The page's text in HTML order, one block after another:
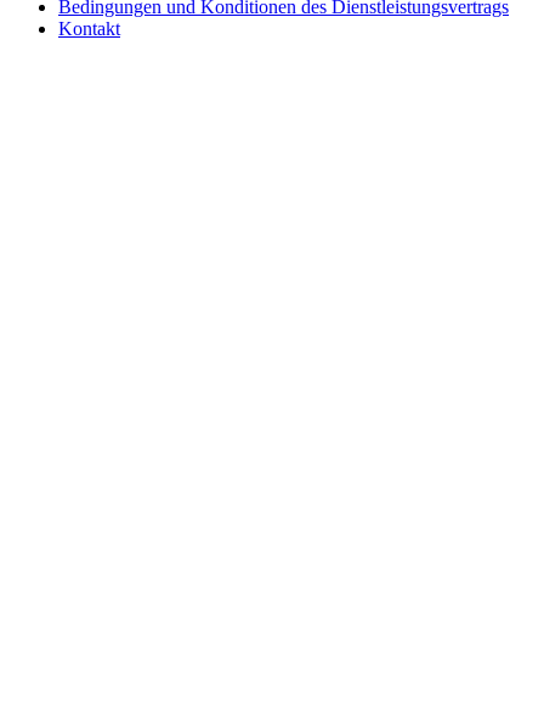
Bedingungen und Konditionen des Dienstleistungsvertrags
Kontakt